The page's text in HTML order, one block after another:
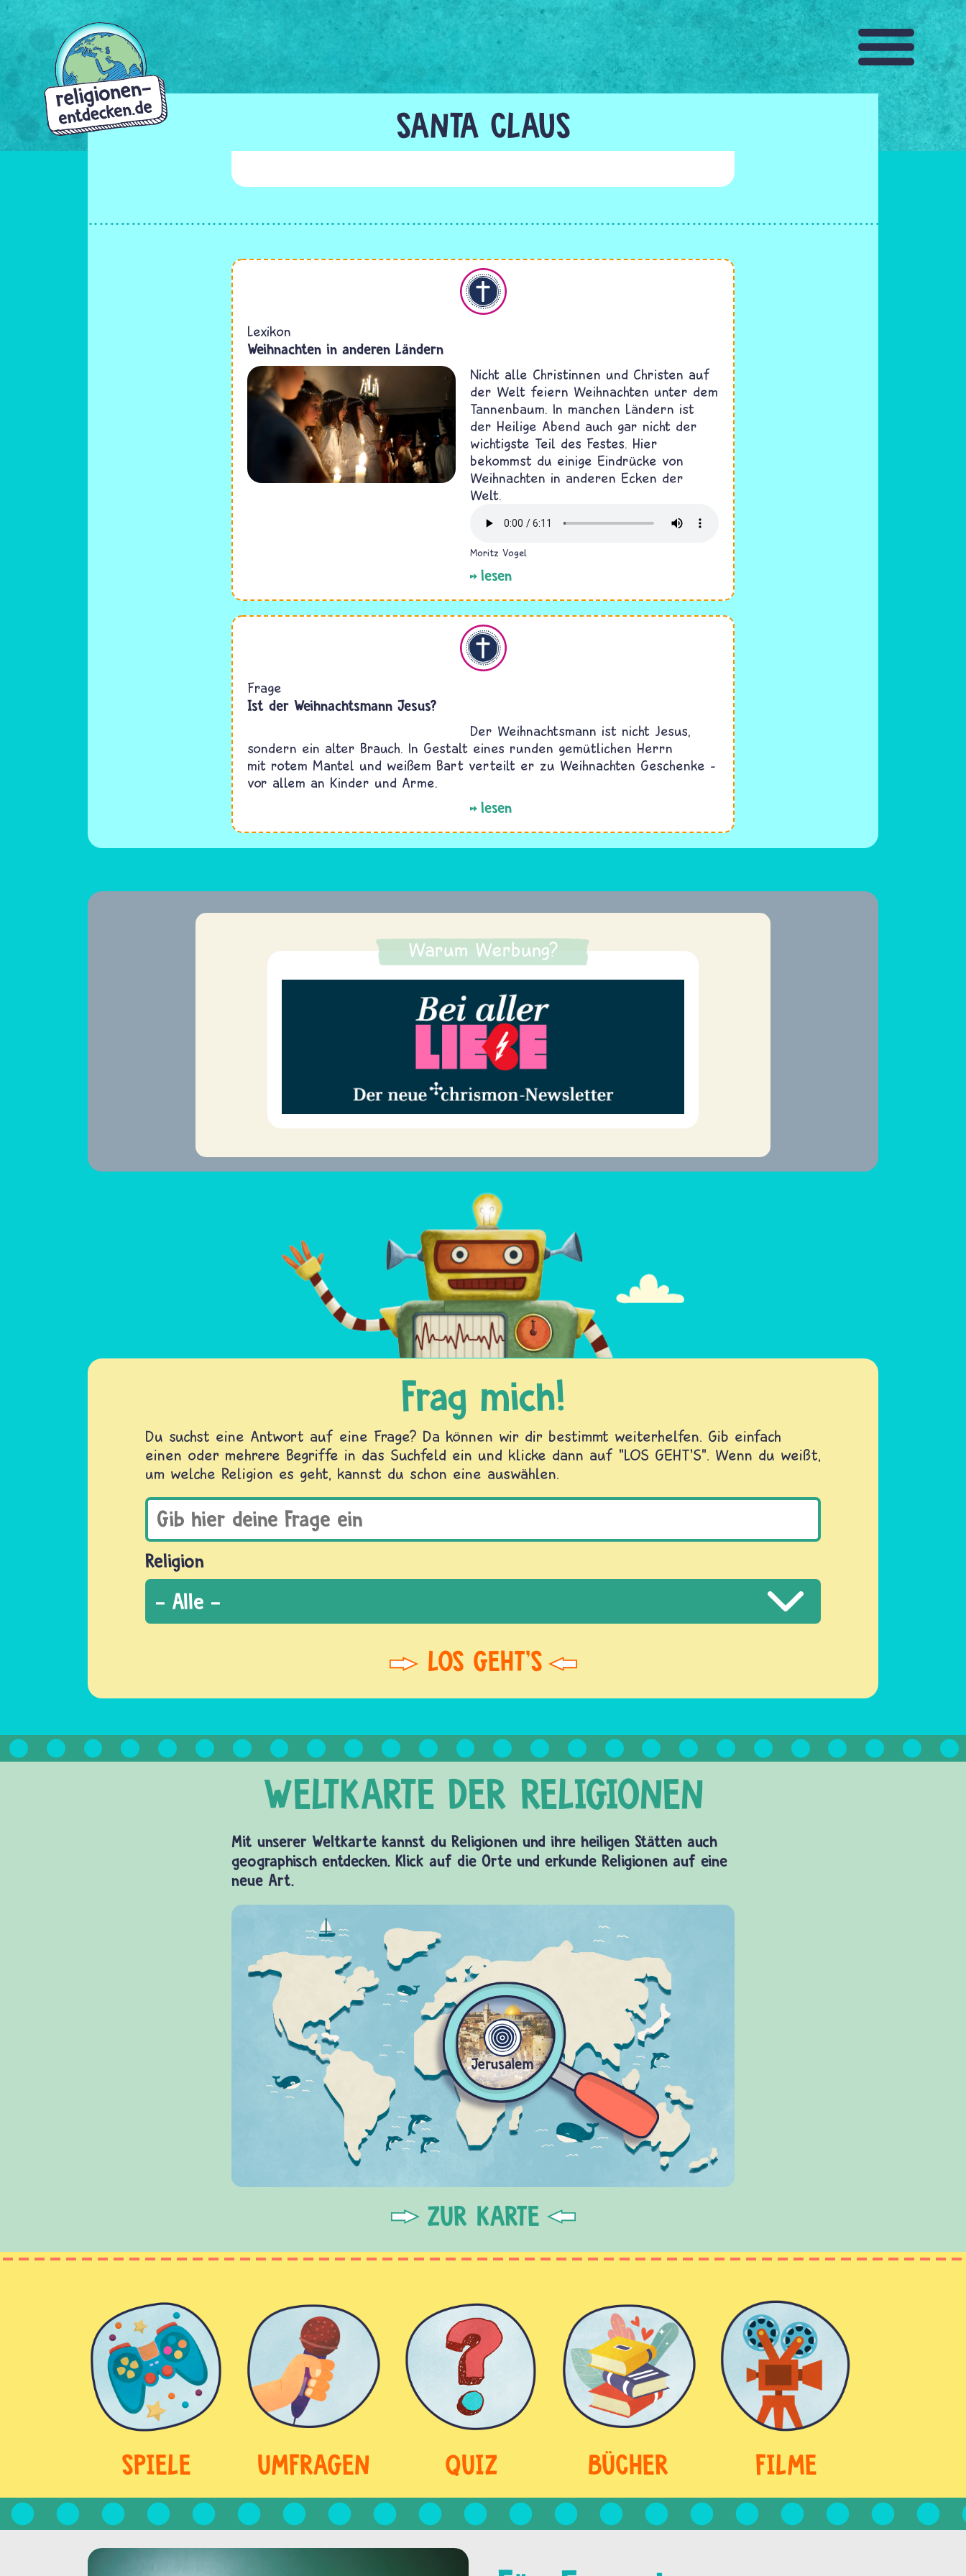
Direkt
SANTA CLAUS
Lexikon
Weihnachten in anderen Ländern
Nicht alle Christinnen und Christen auf
der Welt feiern Weihnachten unter dem
Tannenbaum. In manchen Ländern ist
der Heilige Abend auch gar nicht der
wichtigste Teil des Festes. Hier
bekommst du einige Eindrücke von
Weihnachten in anderen Ecken der
Welt.
Moritz Vogel
lesen
Frage
Ist der Weihnachtsmann Jesus?
Der Weihnachtsmann ist nicht Jesus,
sondern ein alter Brauch. In Gestalt eines runden gemütlichen Herrn
mit rotem Mantel und weißem Bart verteilt er zu Weihnachten Geschenke –
vor allem an Kinder und Arme.
lesen
Warum Werbung?
Frag mich!
Du suchst eine Antwort auf eine Frage? Da können wir dir bestimmt weiterhelfen. Gib einfach
einen oder mehrere Begriffe in das Suchfeld ein und klicke dann auf "LOS GEHT'S". Wenn du weißt,
um welche Religion es geht, kannst du schon eine auswählen.
Religion
Mit unserer Weltkarte kannst du Religionen und ihre heiligen Stätten auch
geographisch entdecken. Klick auf die Orte und erkunde Religionen auf eine
neue Art.
ZUR KARTE
SPIELE UMFRAGEN QUIZ BÜCHER FILME